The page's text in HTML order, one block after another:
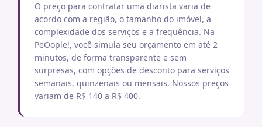
O preço para contratar uma diarista varia de
acordo com a região, o tamanho do imóvel, a
complexidade dos serviços e a frequência. Na
PeOople!, você simula seu orçamento em até 2
minutos, de forma transparente e sem
surpresas, com opções de desconto para serviços
semanais, quinzenais ou mensais. Nossos preços
variam de R$ 140 a R$ 400.